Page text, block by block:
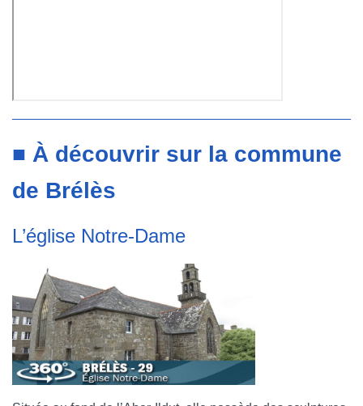
■ À découvrir sur la commune
de Brélès
L’église Notre-Dame